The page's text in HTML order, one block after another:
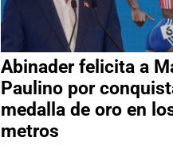
Abinader felicita a
Paulino por
medalla de oro en
metros